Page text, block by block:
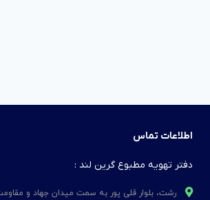
اطلاعات تماس
دفتر تهویه مطبوع گرین لند :
رشت، بلوار قلی پور به سمت میدان جهاد و